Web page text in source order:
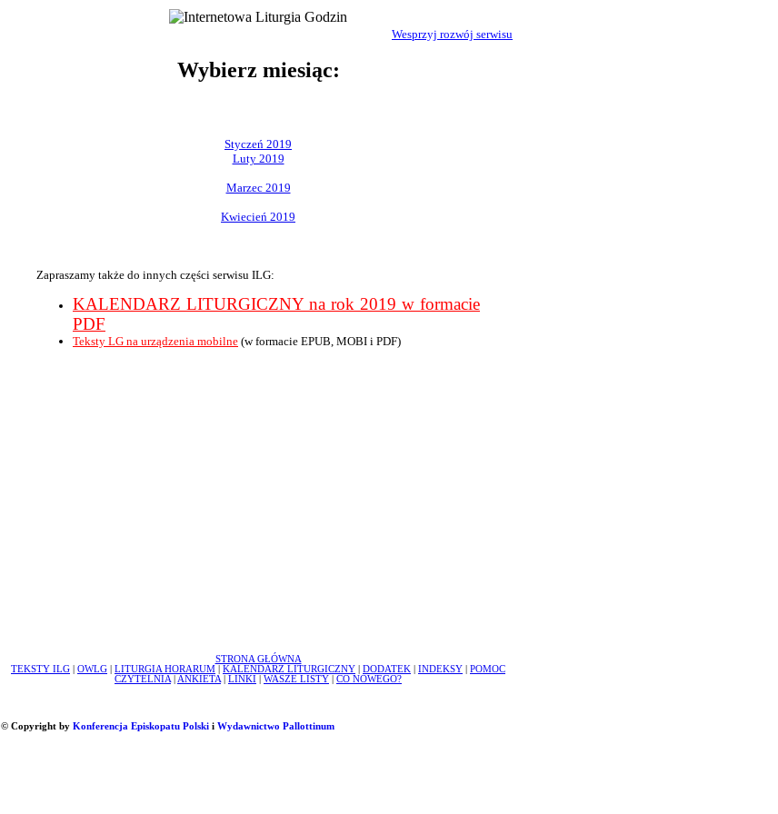
Wesprzyj rozwój serwisu
Wybierz miesiąc:
Styczeń 2019
Luty 2019
Marzec 2019
Kwiecień 2019
Zapraszamy także do innych części serwisu ILG:
KALENDARZ LITURGICZNY na rok 2019 w formacie
PDF
Teksty LG na urządzenia mobilne (w formacie EPUB, MOBI i PDF)
STRONA GŁÓWNA
TEKSTY ILG
OWLG LITURGIA HORARUM KALENDARZ LITURGICZNY DODATEK INDEKSY
POMOC
CZYTELNIA
ANKIETA LINKI WASZE LISTY CO NOWEGO?
© Copyright by Konferencja Episkopatu Polskii Wydawnictwo Pallottinum